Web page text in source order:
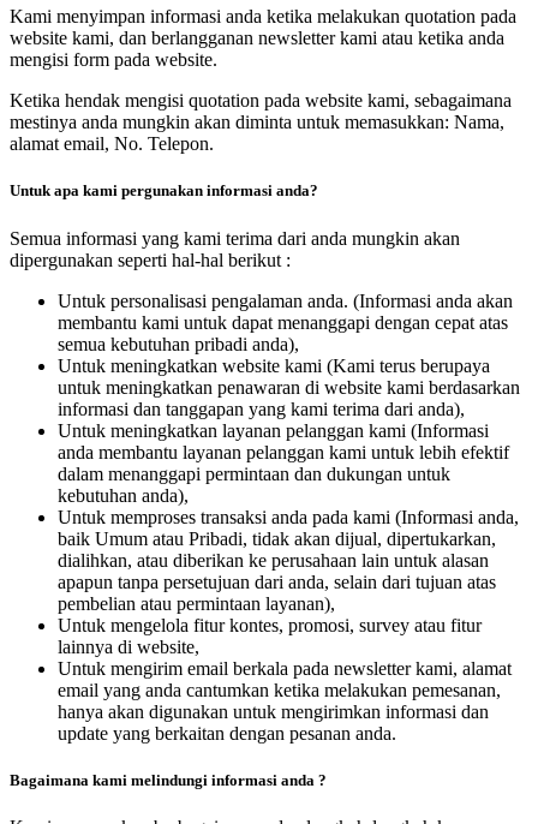
Kami menyimpan informasi anda ketika melakukan quotation pada
website kami, dan berlangganan newsletter kami atau ketika anda
mengisi form pada website.
Ketika hendak mengisi quotation pada website kami, sebagaimana
mestinya anda mungkin akan diminta untuk memasukkan: Nama,
alamat email, No. Telepon.
Untuk apa kami pergunakan informasi anda?
Semua informasi yang kami terima dari anda mungkin akan
dipergunakan seperti hal-hal berikut :
Untuk personalisasi pengalaman anda. (Informasi anda akan
membantu kami untuk dapat menanggapi dengan cepat atas
semua kebutuhan pribadi anda),
Untuk meningkatkan website kami (Kami terus berupaya
untuk meningkatkan penawaran di website kami berdasarkan
informasi dan tanggapan yang kami terima dari anda),
Untuk meningkatkan layanan pelanggan kami (Informasi
anda membantu layanan pelanggan kami untuk lebih efektif
dalam menanggapi permintaan dan dukungan untuk
kebutuhan anda),
Untuk memproses transaksi anda pada kami (Informasi anda,
baik Umum atau Pribadi, tidak akan dijual, dipertukarkan,
dialihkan, atau diberikan ke perusahaan lain untuk alasan
apapun tanpa persetujuan dari anda, selain dari tujuan atas
pembelian atau permintaan layanan),
Untuk mengelola fitur kontes, promosi, survey atau fitur
lainnya di website,
Untuk mengirim email berkala pada newsletter kami, alamat
email yang anda cantumkan ketika melakukan pemesanan,
hanya akan digunakan untuk mengirimkan informasi dan
update yang berkaitan dengan pesanan anda.
Bagaimana kami melindungi informasi anda ?